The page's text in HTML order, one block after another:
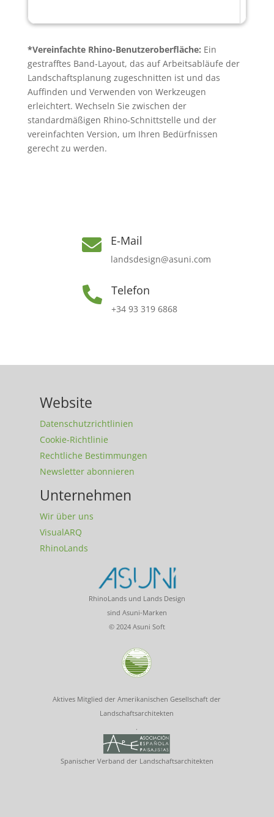
*Vereinfachte Rhino-Benutzeroberfläche: Ein
gestrafftes Band-Layout, das auf Arbeitsabläufe der
Landschaftsplanung zugeschnitten ist und das
Auffinden und Verwenden von Werkzeugen
erleichtert. Wechseln Sie zwischen der
standardmäßigen Rhino-Schnittstelle und der
vereinfachten Version, um Ihren Bedürfnissen
gerecht zu werden.
 E-Mail
landsdesign@asuni.com
 Telefon
+34 93 319 6868
Website
Datenschutzrichtlinien
Cookie-Richtlinie
Rechtliche Bestimmungen
Newsletter abonnieren
Unternehmen
Wir über uns
VisualARQ
RhinoLands
RhinoLands und Lands Design
sind Asuni-Marken
© 2024 Asuni Soft
Aktives Mitglied der Amerikanischen Gesellschaft der
Landschaftsarchitekten
.
Spanischer Verband der Landschaftsarchitekten